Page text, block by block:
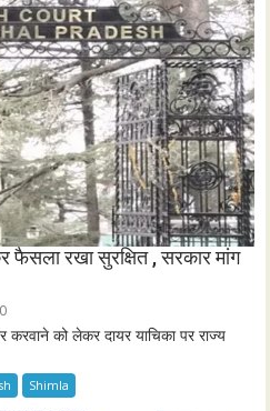
फैसला रखा सुरक्षित , सरकार मांग
0
को लेकर दायर याचिका पर राज्य
Shimla